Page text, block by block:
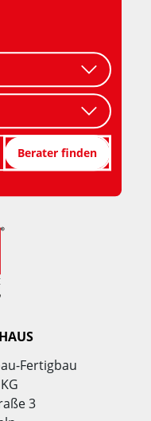
Berater finden
Fertigbau
3